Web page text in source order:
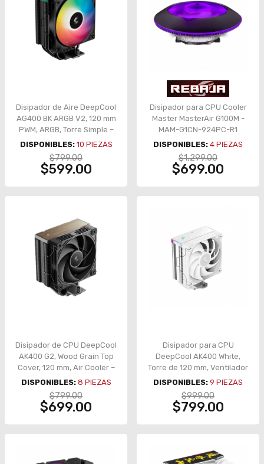
Disipador de Aire DeepCool
AG400 BK ARGB V2, 120 mm
PWM, ARGB, Torre Simple –
AG400 BK ARGB V2
DISPONIBLES: 10 PIEZAS
$799.00
$599.00
Disipador para CPU Cooler
Master MasterAir G100M -
MAM-G1CN-924PC-R1
DISPONIBLES: 4 PIEZAS
$1,299.00
$699.00
Disipador de CPU DeepCool
AK400 G2, Wood Grain Top
Cover, 120 mm, Air Cooler –
AK400 G2 - R-AK400G2-
BKNNMN-GJD
DISPONIBLES: 8 PIEZAS
$799.00
$699.00
Disipador para CPU
DeepCool AK400 White,
Torre de 120 mm, Ventilador
PWM Silencioso, Iluminación
ARGB, Diseño Blanco
Compacto - R-AK400-
WHAPMN-G
DISPONIBLES: 9 PIEZAS
$999.00
$799.00